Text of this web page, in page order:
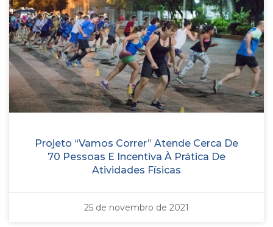
Projeto “Vamos Correr” Atende Cerca De
70 Pessoas E Incentiva À Prática De
Atividades Físicas
25 de novembro de 2021